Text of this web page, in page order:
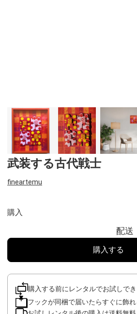
武装する古代戦士
fineartemu
購入
配送
購入する
購入する前にレンタルでお試しでき
フックが同梱で届いたらすぐに飾れ